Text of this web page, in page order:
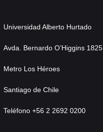
Universidad Alberto Hurtado
Avda. Bernardo O’Higgins 1825
Metro Los Héroes
Santiago de Chile
Teléfono +56 2 2692 0200